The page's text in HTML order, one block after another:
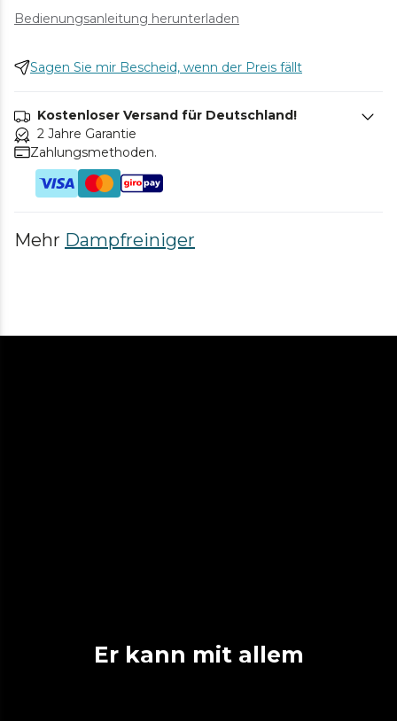
Bedienungsanleitung herunterladen
Sagen Sie mir Bescheid, wenn der Preis fällt
Kostenloser Versand für Deutschland!
2 Jahre Garantie
Zahlungsmethoden.
Mehr Dampfreiniger
Er kann mit allem